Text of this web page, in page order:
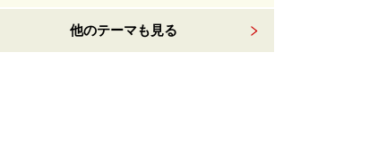
他のテーマも見る